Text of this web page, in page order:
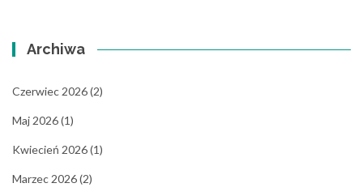
Archiwa
Czerwiec 2026(2)
Maj 2026(1)
Kwiecień 2026(1)
Marzec 2026(2)